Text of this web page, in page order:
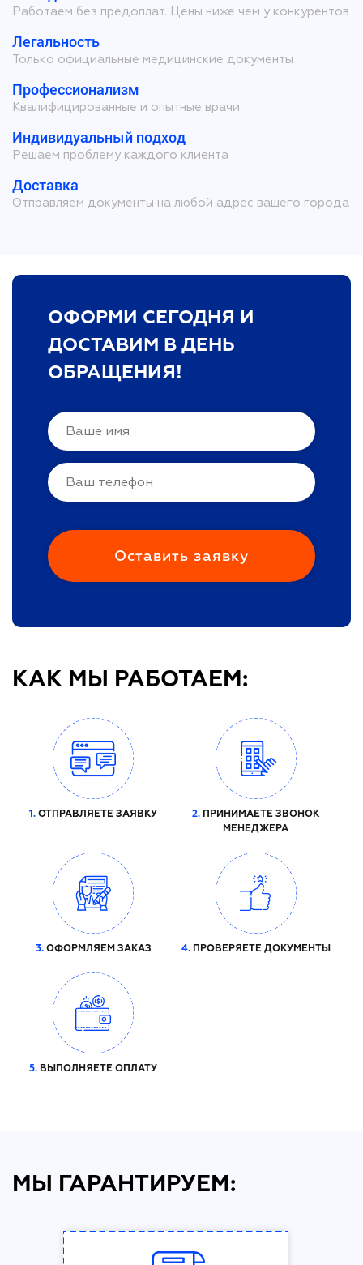
Работаем без предоплат. Цены ниже чем у конкурентов
Легальность
Только официальные медицинские документы
Профессионализм
Квалифицированные и опытные врачи
Индивидуальный подход
Решаем проблему каждого клиента
Доставка
Отправляем документы на любой адрес вашего города
ОФОРМИ СЕГОДНЯ И
ДОСТАВИМ В ДЕНЬ
ОБРАЩЕНИЯ!
КАК МЫ РАБОТАЕМ:
1. ОТПРАВЛЯЕТЕ ЗАЯВКУ 2. ПРИНИМАЕТЕ ЗВОНОК
МЕНЕДЖЕРА
3.ОФОРМЛЯЕМ ЗАКАЗ 4.ПРОВЕРЯЕТЕ ДОКУМЕНТЫ
5. ВЫПОЛНЯЕТЕ ОПЛАТУ
МЫ ГАРАНТИРУЕМ: